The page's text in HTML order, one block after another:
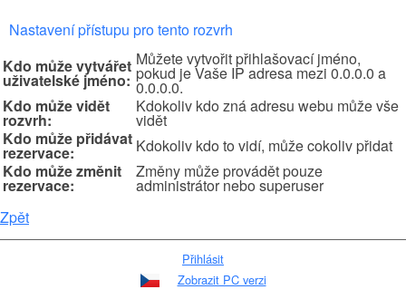
Nastavení přístupu pro tento rozvrh
Kdo může vytvářet
uživatelské jméno:
Můžete vytvořit přihlašovací jméno,
pokud je Vaše IP adresa mezi 0.0.0.0 a
0.0.0.0.
Kdo může vidět
rozvrh:
Kdokoliv kdo zná adresu webu může vše
vidět
Kdo může přidávat
rezervace:
Kdokoliv kdo to vidí, může cokoliv přidat
Kdo může změnit
rezervace:
Změny může provádět pouze
administrátor nebo superuser
Zpět
Přihlásit
Zobrazit PC verzi